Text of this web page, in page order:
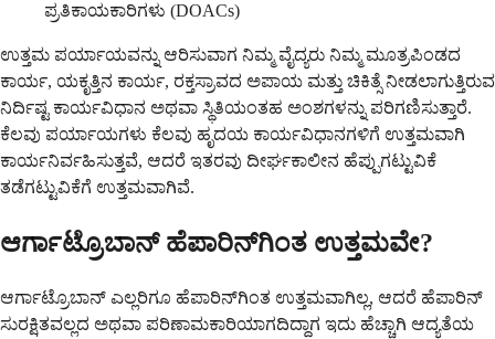
ಪ್ರತಿಕಾಯಕಾರಿಗಳು (DOACs)
ಉತ್ತಮ ಪರ್ಯಾಯವನ್ನು ಆರಿಸುವಾಗ ನಿಮ್ಮ ವೈದ್ಯರು ನಿಮ್ಮ ಮೂತ್ರಪಿಂಡದ
ಕಾರ್ಯ, ಯಕೃತ್ತಿನ ಕಾರ್ಯ, ರಕ್ತಸ್ರಾವದ ಅಪಾಯ ಮತ್ತು ಚಿಕಿತ್ಸೆ ನೀಡಲಾಗುತ್ತಿರುವ
ನಿರ್ದಿಷ್ಟ ಕಾರ್ಯವಿಧಾನ ಅಥವಾ ಸ್ಥಿತಿಯಂತಹ ಅಂಶಗಳನ್ನು ಪರಿಗಣಿಸುತ್ತಾರೆ.
ಕೆಲವು ಪರ್ಯಾಯಗಳು ಕೆಲವು ಹೃದಯ ಕಾರ್ಯವಿಧಾನಗಳಿಗೆ ಉತ್ತಮವಾಗಿ
ಕಾರ್ಯನಿರ್ವಹಿಸುತ್ತವೆ, ಆದರೆ ಇತರವು ದೀರ್ಘಕಾಲೀನ ಹೆಪ್ಪುಗಟ್ಟುವಿಕೆ
ತಡೆಗಟ್ಟುವಿಕೆಗೆ ಉತ್ತಮವಾಗಿವೆ.
ಆರ್ಗಾಟ್ರೊಬಾನ್ ಹೆಪಾರಿನ್‌ಗಿಂತ ಉತ್ತಮವೇ?
ಆರ್ಗಾಟ್ರೊಬಾನ್ ಎಲ್ಲರಿಗೂ ಹೆಪಾರಿನ್‌ಗಿಂತ ಉತ್ತಮವಾಗಿಲ್ಲ, ಆದರೆ ಹೆಪಾರಿನ್
ಸುರಕ್ಷಿತವಲ್ಲದ ಅಥವಾ ಪರಿಣಾಮಕಾರಿಯಾಗದಿದ್ದಾಗ ಇದು ಹೆಚ್ಚಾಗಿ ಆದ್ಯತೆಯ